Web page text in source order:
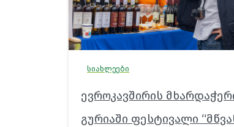
სიახლეები
ევროკავშირის
გურიაში ფესტივალი